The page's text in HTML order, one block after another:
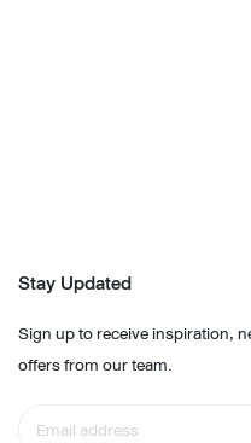
Stay Updated
Sign up to receive inspiration,
offers from our team.